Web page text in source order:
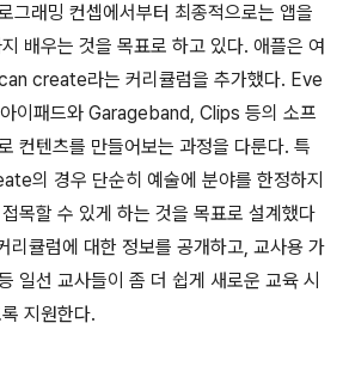
그래밍 컨셉에서부터 최종적으로는 앱을
배우는 것을 목표로 하고 있다. 애플은 여
create라는 커리큘럼을 추가했다. Eve
이패드와 Garageband, Clips 등의 소프
컨텐츠를 만들어보는 과정을 다룬다. 특
의 경우 단순히 예술에 분야를 한정하지
목할 수 있게 하는 것을 목표로 설계했다
리큘럼에 대한 정보를 공개하고, 교사용 가
일선 교사들이 좀 더 쉽게 새로운 교육 시
지원한다.